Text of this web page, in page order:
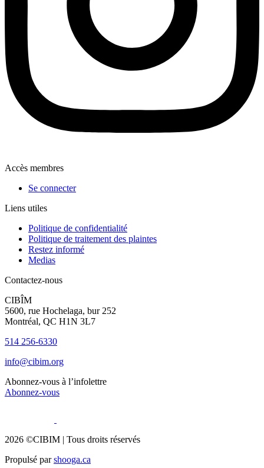
Accès membres
Se connecter
Liens utiles
Politique de confidentialité
Politique de traitement des plaintes
Restez informé
Medias
Contactez-nous
CIBÎM
5600, rue Hochelaga, bur 252
Montréal, QC H1N 3L7
514 256-6330
info@cibim.org
Abonnez-vous à l’infolettre
Abonnez-vous
2026 ©CIBIM | Tous droits réservés
Propulsé parshooga.ca